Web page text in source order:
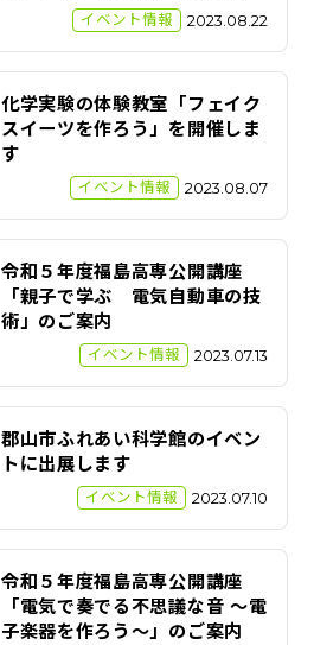
イベント情報 2023.08.22
化学実験の体験教室「フェイク
スイーツを作ろう」を開催しま
す
イベント情報 2023.08.07
令和５年度福島高専公開講座
「親子で学ぶ 電気自動車の技
術」のご案内
イベント情報 2023.07.13
郡山市ふれあい科学館のイベン
トに出展します
イベント情報 2023.07.10
令和５年度福島高専公開講座
「電気で奏でる不思議な音 〜電
子楽器を作ろう〜」のご案内